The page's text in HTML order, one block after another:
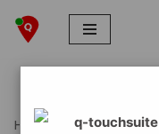
contenuto
Home instagram
q-touchsuite